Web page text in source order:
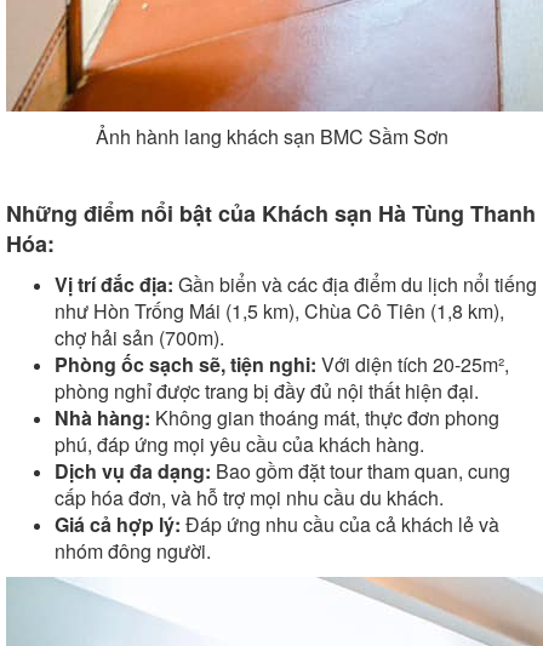
Ảnh hành lang khách sạn BMC Sầm Sơn
Những điểm nổi bật của Khách sạn Hà Tùng Thanh
Hóa:
Vị trí đắc địa: Gần biển và các địa điểm du lịch nổi tiếng
như Hòn Trống Mái (1,5 km), Chùa Cô Tiên (1,8 km),
chợ hải sản (700m).
Phòng ốc sạch sẽ, tiện nghi: Với diện tích 20-25m²,
phòng nghỉ được trang bị đầy đủ nội thất hiện đại.
Nhà hàng: Không gian thoáng mát, thực đơn phong
phú, đáp ứng mọi yêu cầu của khách hàng.
Dịch vụ đa dạng: Bao gồm đặt tour tham quan, cung
cấp hóa đơn, và hỗ trợ mọi nhu cầu du khách.
Giá cả hợp lý: Đáp ứng nhu cầu của cả khách lẻ và
nhóm đông người.